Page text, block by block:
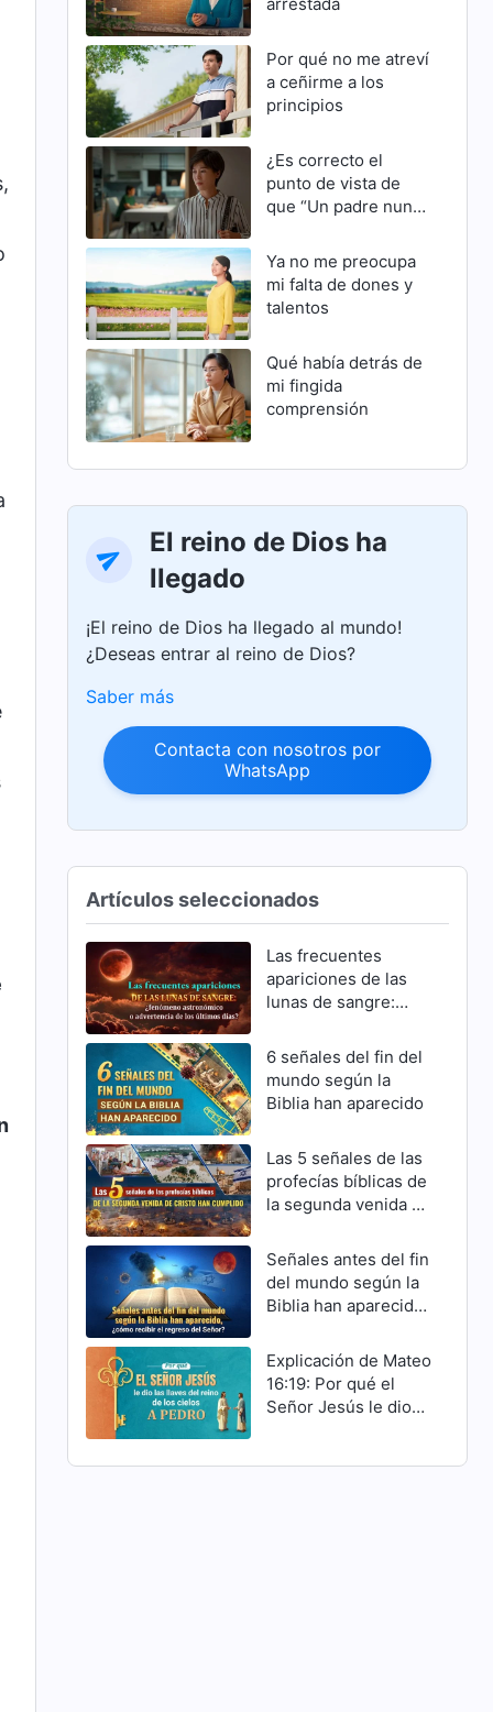
Por qué no me atreví
a ceñirme a los
principios
¿Es correcto el
punto de vista de
que “Un padre nunca
Ya no me preocupa
mi falta de dones y
talentos
Qué había detrás de
mi fingida
comprensión
El reino de Dios ha
llegado
¡El reino de Dios ha llegado al mundo!
¿Deseas entrar al reino de Dios?
Saber más
Contacta con nosotros por
WhatsApp
Artículos seleccionados
Las frecuentes
apariciones de las
lunas de sangre:
astronómico o
advertencia de los
últimos días?
6 señales del fin del
mundo según la
Biblia han aparecido
Las 5 señales de las
profecías bíblicas de
la segunda venida de
Señales antes del fin
del mundo según la
Biblia han aparecido,
regreso del Señor?
Explicación de Mateo
16:19: Por qué el
Señor Jesús le dio